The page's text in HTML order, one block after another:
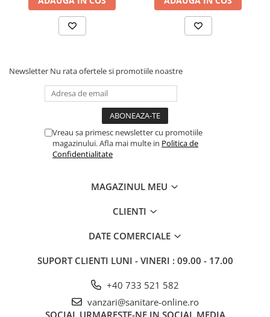
detergenți pentru covoare. Contactați un expert pentru
îndepărtarea petelor dificile. 5.Pentru a elimina mirosul specific al
materialului natural din care este confecționat covorul, aerisiți
Newsletter Nu rata ofertele si promotiile noastre
Vreau sa primesc newsletter cu promotiile
magazinului. Afla mai multe in Politica de
Confidentialitate
MAGAZINUL MEU
CLIENTI
DATE COMERCIALE
SUPORT CLIENTI LUNI - VINERI : 09.00 - 17.00
+40 733 521 582
vanzari@sanitare-online.ro
SOCIAL URMARESTE-NE IN SOCIAL MEDIA